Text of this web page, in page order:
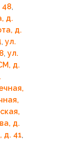
48,
д.
д.
, ул.
, ул.
д.
д.
д. 41,